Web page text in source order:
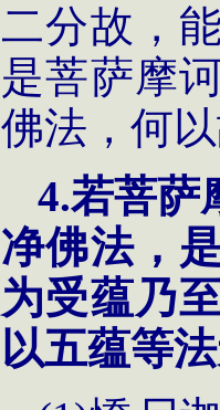
二分故，
是菩萨摩
佛法，何
4.若菩萨
净佛法，
为受蕴乃
以五蕴等